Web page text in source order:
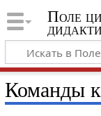
Поле
Команды